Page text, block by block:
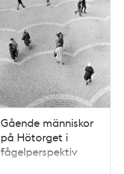
Gående människor
på Hötorget i
fågelperspektiv